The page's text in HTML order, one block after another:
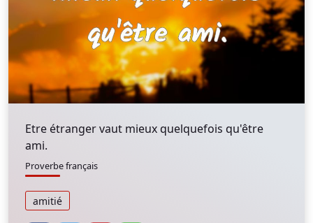
Etre étranger vaut mieux quelquefois qu'être
ami.
Proverbe français
amitié